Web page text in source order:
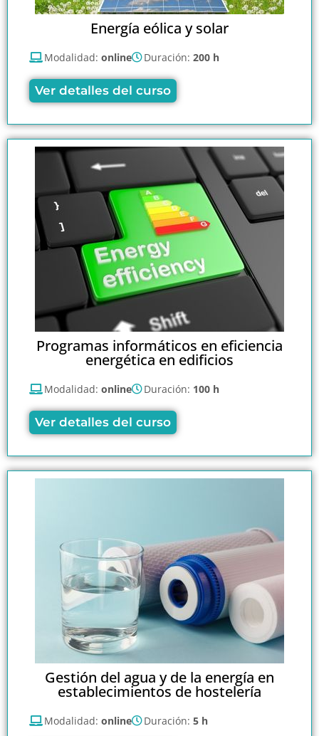
Energía eólica y solar
Modalidad: online Duración: 200 h
Ver detalles del curso
Programas informáticos en eficiencia
energética en edificios
Modalidad: online Duración: 100 h
Ver detalles del curso
Gestión del agua y de la energía en
establecimientos de hostelería
Modalidad: online Duración: 5 h